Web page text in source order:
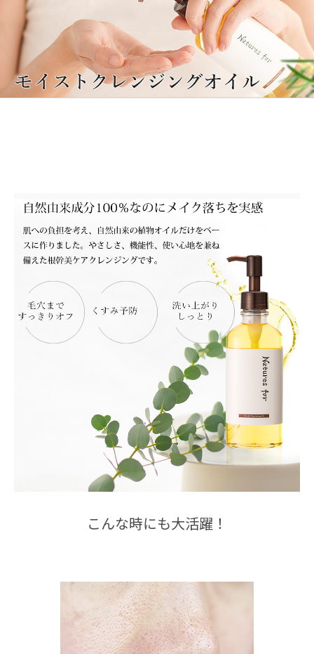
こんな時にも大活躍！